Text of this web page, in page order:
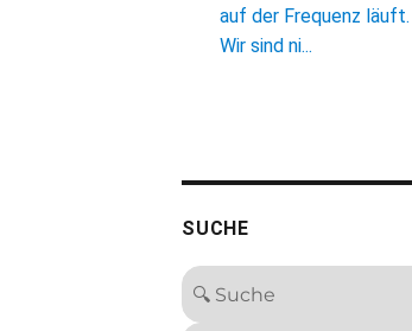
auf der Frequenz läuft.
Wir sind ni...
SUCHE